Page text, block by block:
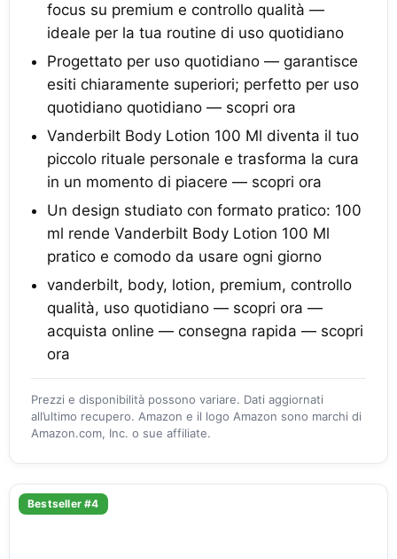
focus su premium e controllo qualità —
ideale per la tua routine di uso quotidiano
Progettato per uso quotidiano — garantisce
esiti chiaramente superiori; perfetto per uso
quotidiano quotidiano — scopri ora
Vanderbilt Body Lotion 100 Ml diventa il tuo
piccolo rituale personale e trasforma la cura
in un momento di piacere — scopri ora
Un design studiato con formato pratico: 100
ml rende Vanderbilt Body Lotion 100 Ml
pratico e comodo da usare ogni giorno
vanderbilt, body, lotion, premium, controllo
qualità, uso quotidiano — scopri ora —
acquista online — consegna rapida — scopri
ora
Prezzi e disponibilità possono variare. Dati aggiornati
all’ultimo recupero. Amazon e il logo Amazon sono marchi di
Amazon.com, Inc. o sue affiliate.
Bestseller #4